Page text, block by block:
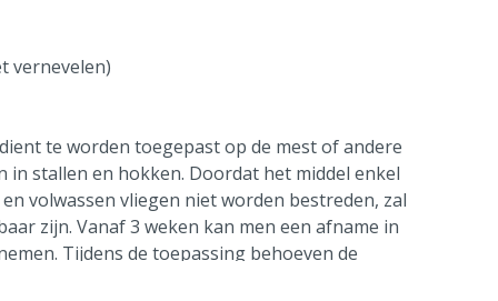
vernevelen)
te worden toegepast op de mest of andere
in stallen en hokken. Doordat het middel enkel
volwassen vliegen niet worden bestreden, zal
zijn. Vanaf 3 weken kan men een afname in
Tijdens de toepassing behoeven de